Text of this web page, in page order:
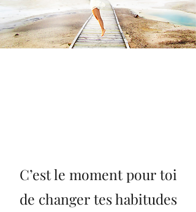
C’est le moment pour toi
de changer tes habitudes